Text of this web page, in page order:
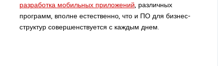
разработка мобильных приложений, различных
программ, вполне естественно, что и ПО для бизнес-
структур совершенствуется с каждым днем.